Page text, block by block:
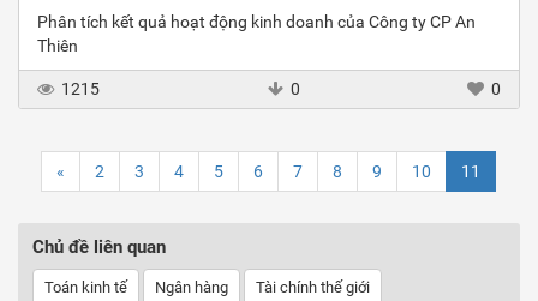
Phân tích kết quả hoạt động kinh doanh của Công ty CP An
Thiên
1215 0 0
« 2 3 4 5 6 7 8 9 10 11
Chủ đề liên quan
Toán kinh tế Ngân hàng Tài chính thế giới